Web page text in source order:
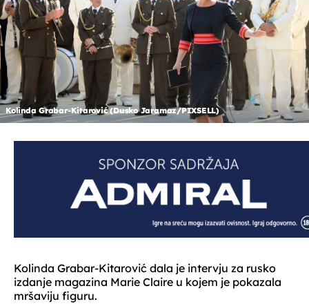
Kolinda Grabar-Kitarović (Dusko Jaramaz/PIXSELL)
Kolinda Grabar-Kitarović dala je intervju za rusko
izdanje magazina Marie Claire u kojem je pokazala
mršaviju figuru.
OMOGUĆI OBAVIJESTI